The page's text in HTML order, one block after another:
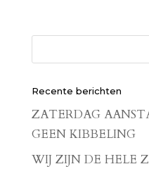
Recente berichten
ZATERDAG
GEEN KIBBELING
WIJ ZIJN DE HELE